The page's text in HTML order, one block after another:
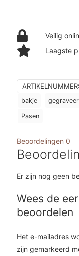
Veilig
Laagste
ARTIKELNUMMER:
bakje
Pasen
Beoordelingen 0
Er zijn nog geen
Wees de
beoordelen
Het e-mailadres
zijn gemarkeerd